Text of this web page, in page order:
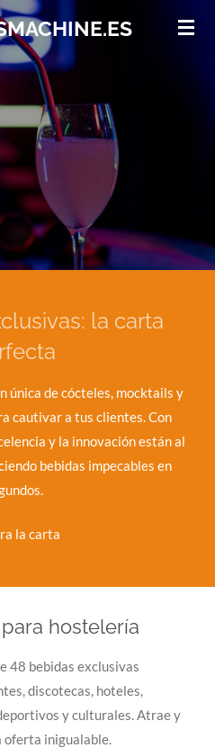
la carta
única de cócteles, mocktails y
cautivar a tus clientes. Con
y la innovación están al
bebidas impecables en
la carta
hostelería
48 bebidas exclusivas
discotecas, hoteles,
y culturales. Atrae y
oferta inigualable.